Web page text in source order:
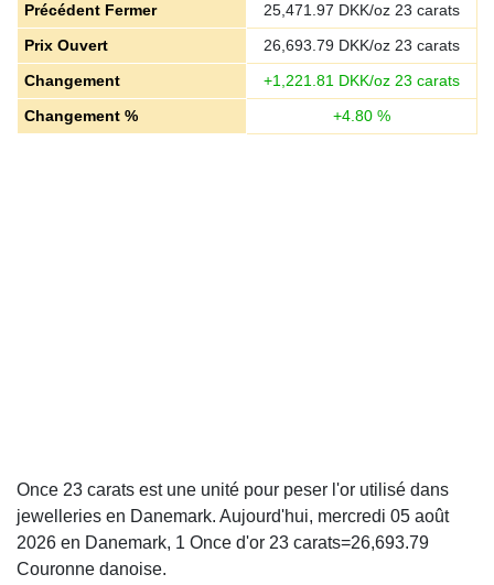
Précédent Fermer
25,471.97 DKK/oz 23 carats
Prix ​​Ouvert
26,693.79 DKK/oz 23 carats
Changement
+1,221.81 DKK/oz 23 carats
Changement %
+4.80 %
Once 23 carats est une unité pour peser l'or utilisé dans
jewelleries en Danemark. Aujourd'hui, mercredi 05 août
2026 en Danemark, 1 Once d'or 23 carats=26,693.79
Couronne danoise.